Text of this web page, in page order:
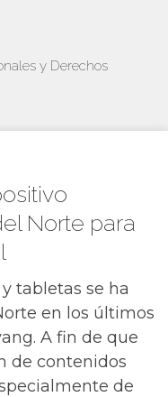
y Derechos
Norte para
tabletas se ha
en los últimos
A fin de que
de contenidos
de